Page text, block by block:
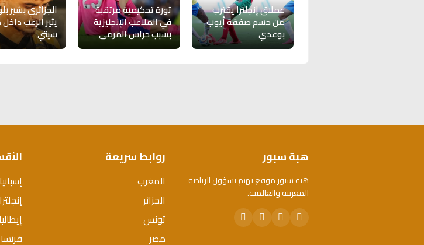
عملاق إنجلترا يقترب
من حسم صفقة أيوب
بوعدي
ثورة تحكيمية مرتقبة
في الملاعب الإنجليزية
بسبب حراس المرمى
الجزائري بشير
يثير الرعب
سيتي
هبة سبور
هبة سبور موقع يهتم بشؤون الرياضة
المغربية والعالمية.
روابط سريعة
المغرب
الجزائر
تونس
مصر
إسبانيا
إنجلترا
إيطاليا
فرنسا